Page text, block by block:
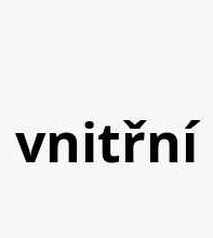
vnitřní